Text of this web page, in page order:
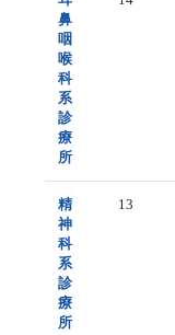
鼻
咽
喉
科
系
診
療
所
精
神
科
系
診
療
所
13